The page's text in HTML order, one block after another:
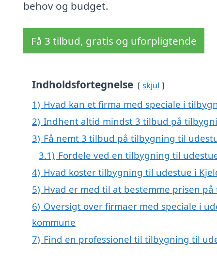
behov og budget.
Få 3 tilbud, gratis og uforpligtende
Indholdsfortegnelse skjul
1) Hvad kan et firma med speciale i
2) Indhent altid mindst 3 tilbud på
3) Få nemt 3 tilbud på tilbygning til
3.1) Fordele ved en tilbygning til
4) Hvad koster tilbygning til udestue i
5) Hvad er med til at bestemme prisen
6) Oversigt over firmaer med speciale i
kommune
7) Find en professionel til tilbygning til